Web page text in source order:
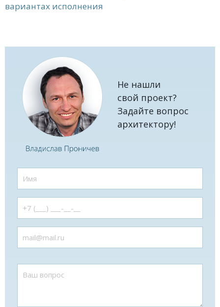
вариантах исполнения
Не нашли
свой проект?
Задайте вопрос
архитектору!